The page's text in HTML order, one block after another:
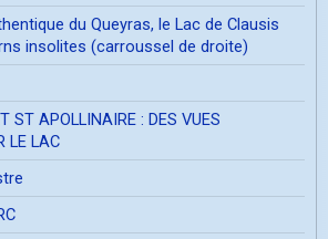
du Queyras, le Lac de Clausis
insolites (carroussel de droite)
ST APOLLINAIRE : DES VUES
LE LAC